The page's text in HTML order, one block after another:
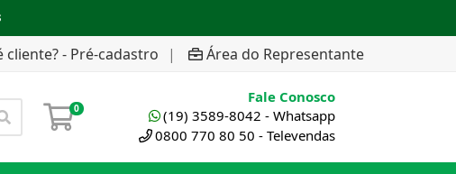
cliente? - Pré-cadastro | Área do Representante
0
Fale Conosco
(19) 3589-8042 - Whatsapp
0800 770 80 50 - Televendas